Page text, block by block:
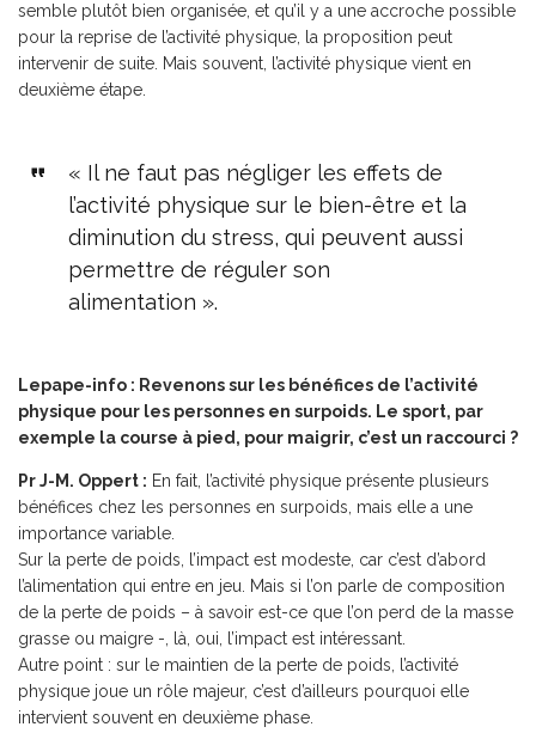
semble plutôt bien organisée, et qu’il y a une accroche possible
pour la reprise de l’activité physique, la proposition peut
intervenir de suite. Mais souvent, l’activité physique vient en
deuxième étape.
« Il ne faut pas négliger les effets de
l’activité physique sur le bien-être et la
diminution du stress, qui peuvent aussi
permettre de réguler son
alimentation ».
Lepape-info : Revenons sur les bénéfices de l’activité
physique pour les personnes en surpoids. Le sport, par
exemple la course à pied, pour maigrir, c’est un raccourci ?
Pr J-M. Oppert : En fait, l’activité physique présente plusieurs
bénéfices chez les personnes en surpoids, mais elle a une
importance variable.
Sur la perte de poids, l’impact est modeste, car c’est d’abord
l’alimentation qui entre en jeu. Mais si l’on parle de composition
de la perte de poids – à savoir est-ce que l’on perd de la masse
grasse ou maigre -, là, oui, l’impact est intéressant.
Autre point : sur le maintien de la perte de poids, l’activité
physique joue un rôle majeur, c’est d’ailleurs pourquoi elle
intervient souvent en deuxième phase.